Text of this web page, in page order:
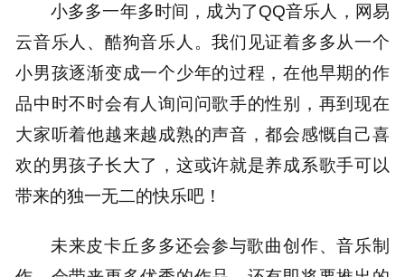
小多多一年多时间，成为了QQ音乐人，网易
云音乐人、酷狗音乐人。我们见证着多多从一个
小男孩逐渐变成一个少年的过程，在他早期的作
品中时不时会有人询问问歌手的性别，再到现在
大家听着他越来越成熟的声音，都会感慨自己喜
欢的男孩子长大了，这或许就是养成系歌手可以
带来的独一无二的快乐吧！
未来皮卡丘多多还会参与歌曲创作、音乐制